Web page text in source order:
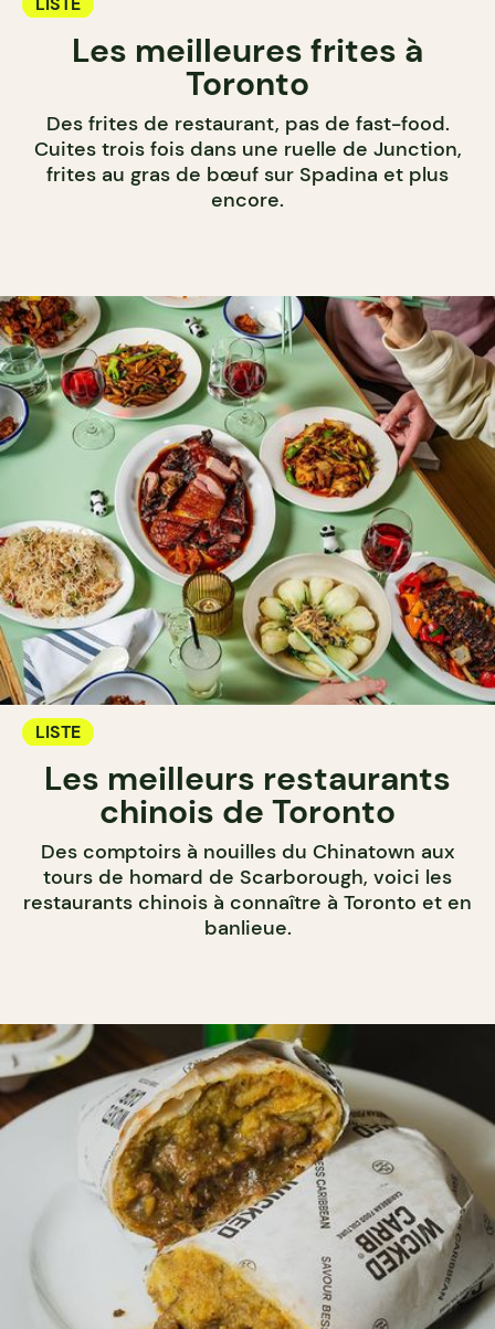
Les meilleures frites à
Toronto
Des frites de restaurant, pas de fast-food.
Cuites trois fois dans une ruelle de Junction,
frites au gras de bœuf sur Spadina et plus
encore.
LISTE
Les meilleurs restaurants
chinois de Toronto
Des comptoirs à nouilles du Chinatown aux
tours de homard de Scarborough, voici les
restaurants chinois à connaître à Toronto et en
banlieue.